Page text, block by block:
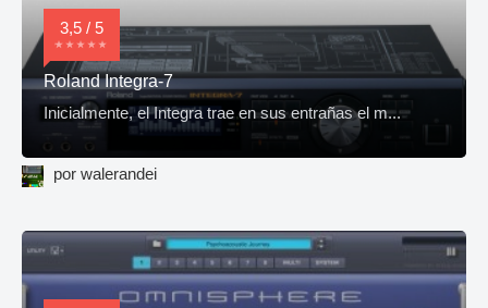
3,5 / 5
Roland Integra-7
Inicialmente, el Integra trae en sus entrañas el m...
por walerandei